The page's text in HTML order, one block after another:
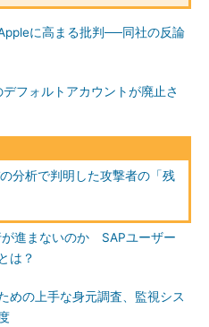
に高まる批判──同社の反論
フォルトアカウントが廃止さ
分析で判明した攻撃者の「残
進まないのか SAPユーザー
は？
めの上手な身元調査、監視シス